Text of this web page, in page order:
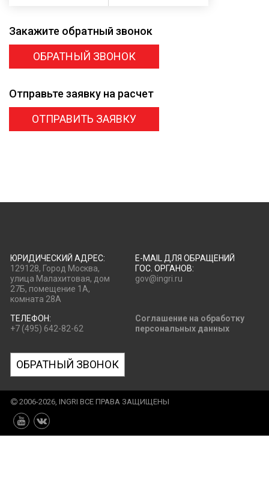
Закажите обратный звонок
ОБРАТНЫЙ ЗВОНОК
Отправьте заявку на расчет
ОТПРАВИТЬ ЗАЯВКУ
ЮРИДИЧЕСКИЙ АДРЕС:
129128, Город Москва,
улица Малахитовая, дом
27Б, помещение 1А,
комната 28А
E-MAIL ДЛЯ ОБРАЩЕНИЙ
ГОС. ОРГАНОВ:
gov@ingri.ru
ТЕЛЕФОН:
+7 (495) 642-82-62
Соглашение на обработку
персональных данных
ОБРАТНЫЙ ЗВОНОК
2006-2026, INGRI ВСЕ ПРАВА ЗАЩИЩЕНЫ